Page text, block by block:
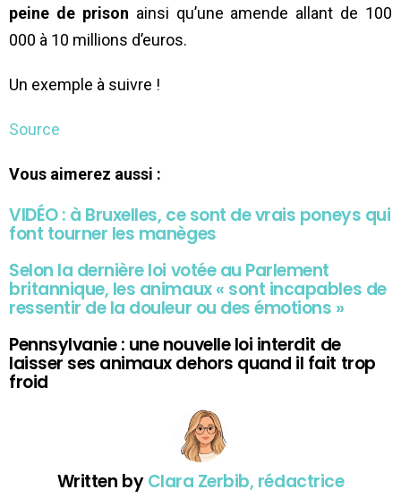
peine de prison ainsi qu’une amende allant de 100
000 à 10 millions d’euros.
Un exemple à suivre !
Source
Vous aimerez aussi :
VIDÉO : à Bruxelles, ce sont de vrais poneys qui
font tourner les manèges
Selon la dernière loi votée au Parlement
britannique, les animaux « sont incapables de
ressentir de la douleur ou des émotions »
Pennsylvanie : une nouvelle loi interdit de
laisser ses animaux dehors quand il fait trop
froid
Written byClara Zerbib, rédactrice